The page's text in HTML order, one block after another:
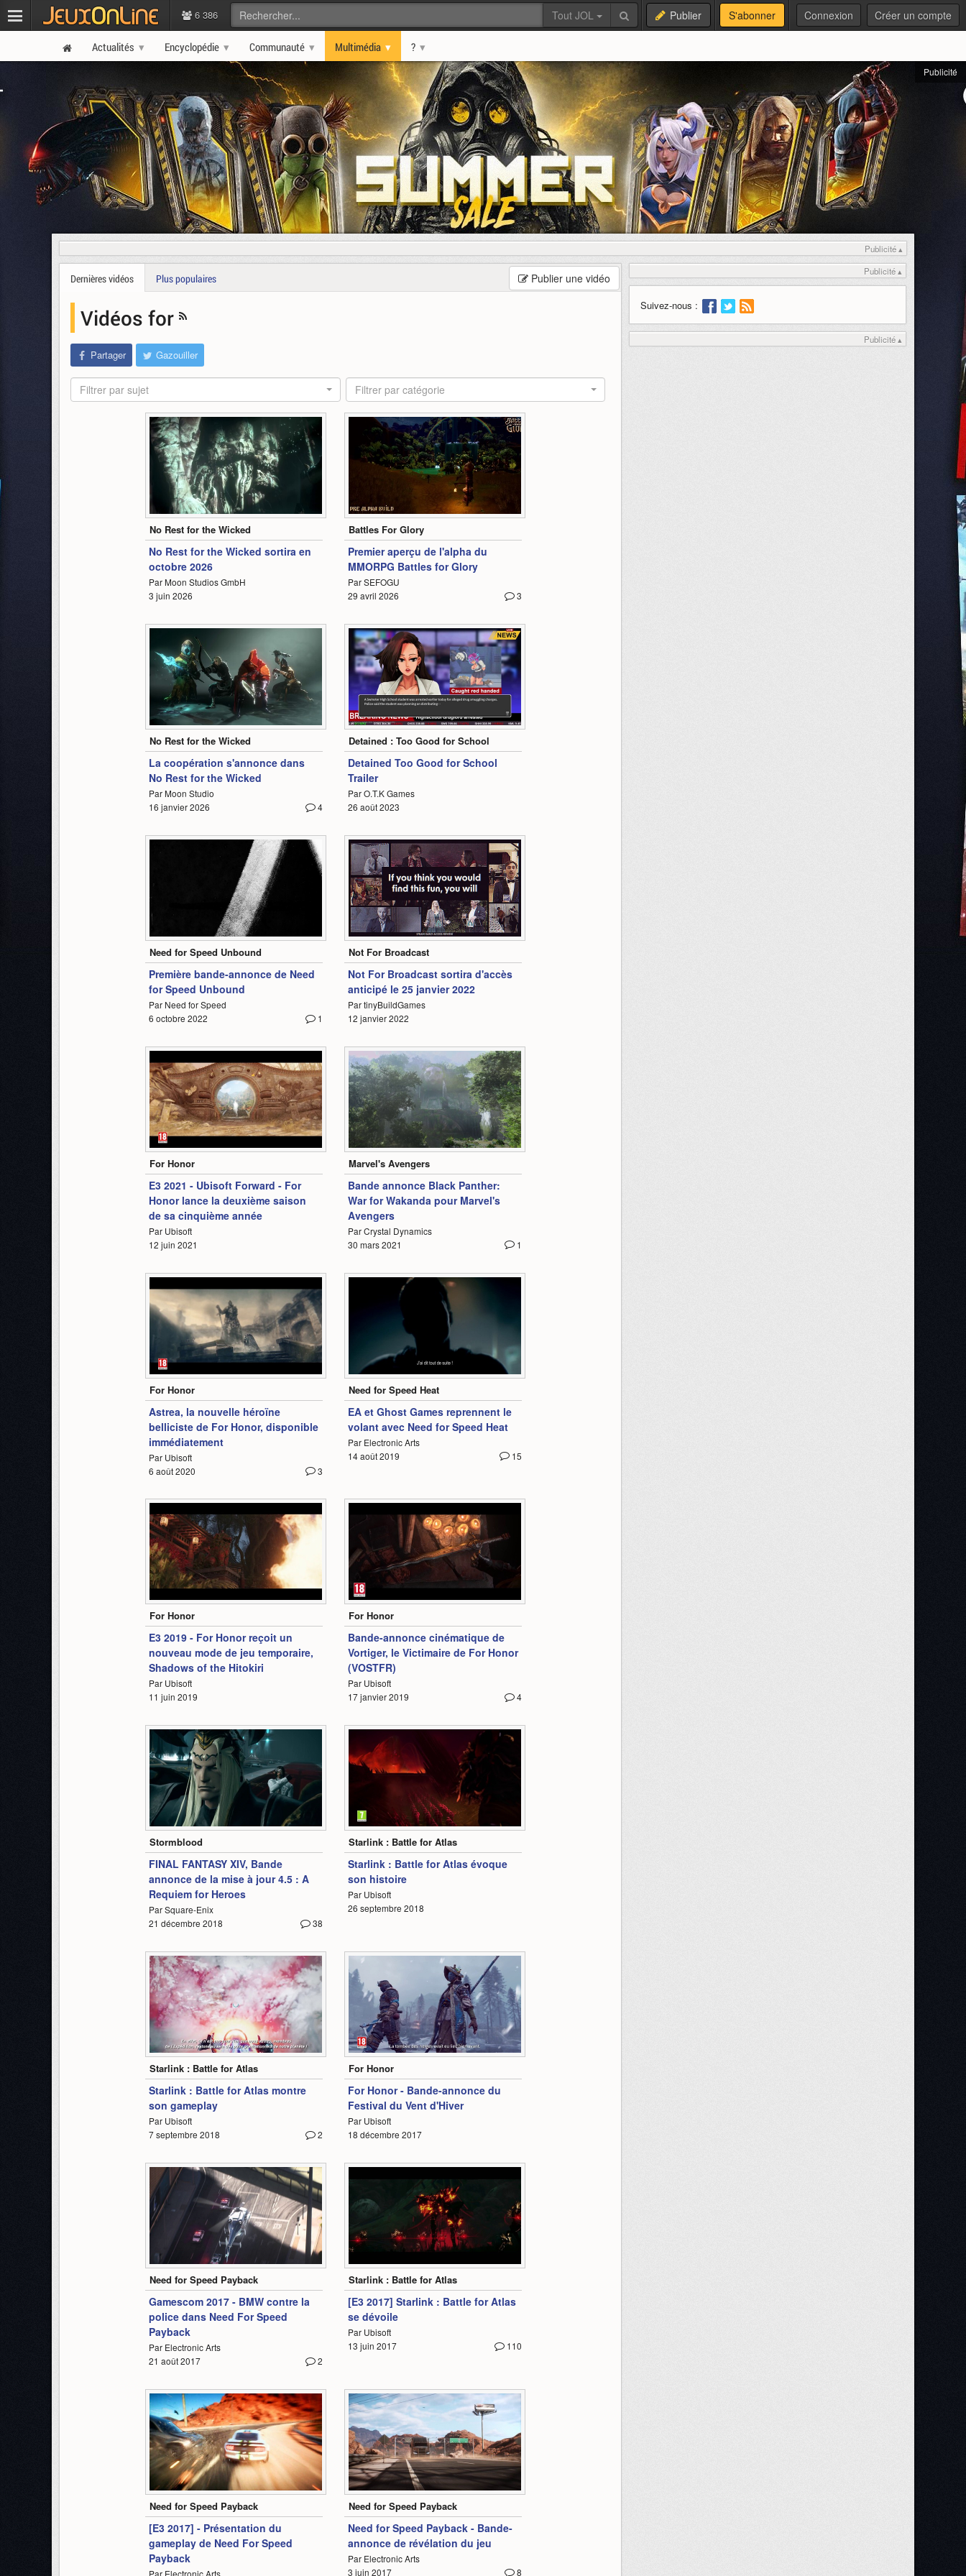
6 386 Tout JOL Publier S'abonner Connexion Créer un compte
Actualités Encyclopédie Communauté Multimédia ?
Publicité
Publicité ▴
Publier une vidéo
Dernières vidéos Plus populaires
Vidéos for
Partager Gazouiller
Filtrer par sujet Filtrer par catégorie
No Rest for the Wicked
No Rest for the Wicked sortira en
octobre 2026
Par Moon Studios GmbH
3 juin 2026
1:00
Battles For Glory
Premier aperçu de l'alpha du
MMORPG Battles for Glory
Par SEFOGU
3
29 avril 2026
1:56
No Rest for the Wicked
La coopération s'annonce dans
No Rest for the Wicked
Par Moon Studio
4
16 janvier 2026
0:51
Detained : Too Good for School
Detained Too Good for School
Trailer
Par O.T.K Games
26 août 2023
Need for Speed Unbound
Première bande-annonce de Need
for Speed Unbound
Par Need for Speed
1
6 octobre 2022
0:51
Not For Broadcast
Not For Broadcast sortira d'accès
anticipé le 25 janvier 2022
Par tinyBuildGames
12 janvier 2022
2:16
For Honor
E3 2021 - Ubisoft Forward - For
Honor lance la deuxième saison
de sa cinquième année
Par Ubisoft
12 juin 2021
0:54
Marvel's Avengers
Bande annonce Black Panther:
War for Wakanda pour Marvel's
Avengers
Par Crystal Dynamics
1
30 mars 2021
1:56
For Honor
Astrea, la nouvelle héroïne
belliciste de For Honor, disponible
immédiatement
Par Ubisoft
3
6 août 2020
1:58
Need for Speed Heat
EA et Ghost Games reprennent le
volant avec Need for Speed Heat
Par Electronic Arts
15
14 août 2019
2:12
For Honor
E3 2019 - For Honor reçoit un
nouveau mode de jeu temporaire,
Shadows of the Hitokiri
Par Ubisoft
11 juin 2019
For Honor
Bande-annonce cinématique de
Vortiger, le Victimaire de For Honor
(VOSTFR)
Par Ubisoft
4
17 janvier 2019
Stormblood
FINAL FANTASY XIV, Bande
annonce de la mise à jour 4.5 : A
Requiem for Heroes
Par Square-Enix
38
21 décembre 2018
Starlink : Battle for Atlas
Starlink : Battle for Atlas évoque
son histoire
Par Ubisoft
26 septembre 2018
11:39
Starlink : Battle for Atlas
Starlink : Battle for Atlas montre
son gameplay
Par Ubisoft
2
7 septembre 2018
1:05
For Honor
For Honor - Bande-annonce du
Festival du Vent d'Hiver
Par Ubisoft
18 décembre 2017
1:29
Need for Speed Payback
Gamescom 2017 - BMW contre la
police dans Need For Speed
Payback
Par Electronic Arts
2
21 août 2017
Starlink : Battle for Atlas
[E3 2017] Starlink : Battle for Atlas
se dévoile
Par Ubisoft
110
13 juin 2017
3:13
Need for Speed Payback
[E3 2017] - Présentation du
gameplay de Need For Speed
Payback
Par Electronic Arts
Need for Speed Payback
Need for Speed Payback - Bande-
annonce de révélation du jeu
Par Electronic Arts
8
3 juin 2017
Publicité ▴
Suivez-nous :
Publicité ▴